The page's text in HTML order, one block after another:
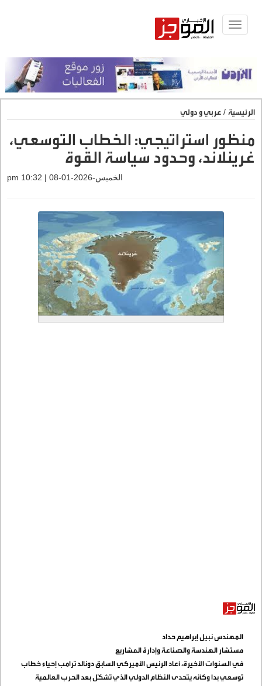
Toggle
الرئيسية / عربي و دولي
منظور استراتيجي: الخطاب التوسعي،
غرينلاند، وحدود سياسة القوة
الخميس-2026-01-08 | 10:32 pm
المهندس نبيل إبراهيم حداد
مستشار الهندسة والصناعة وإدارة المشاريع
في السنوات الأخيرة، أعاد الرئيس الأميركي السابق دونالد ترامب إحياء خطاب
توسعي بدا وكأنه يتحدى النظام الدولي الذي تشكّل بعد الحرب العالمية